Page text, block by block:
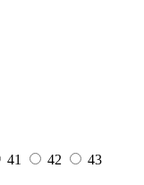
41 42
43